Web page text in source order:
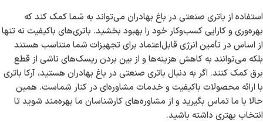
استفاده از باتری صنعتی در باغ بهادران می‌تواند به شما کمک کند که
بهره‌وری و کارایی کسب‌وکار خود را بهبود بخشید. باتری‌های باکیفیت نه تنها
از اساس در تأمین انرژی قابل‌اعتماد برای تجهیزات شما متناسب هستند
بلکه می‌توانند به کاهش هزینه‌ها و از بین بردن ریسک‌های ناشی از قطع
برق کمک کنند. اگر به دنبال باتری صنعتی در باغ بهادران هستید، آرکا باتری
با ارائه محصولات باکیفیت و خدمات مشاوره‌ای در کنار شماست. همین
حالا با ما تماس بگیرید و از مشاوره‌های کارشناسان ما بهره‌مند شوید تا
انتخاب بهتری داشته باشید.